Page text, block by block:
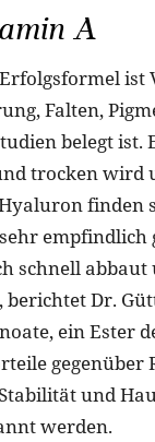
A
ist
Falten,
belegt
trocken
finden
schnell
Dr.
ein Ester
und
werden.